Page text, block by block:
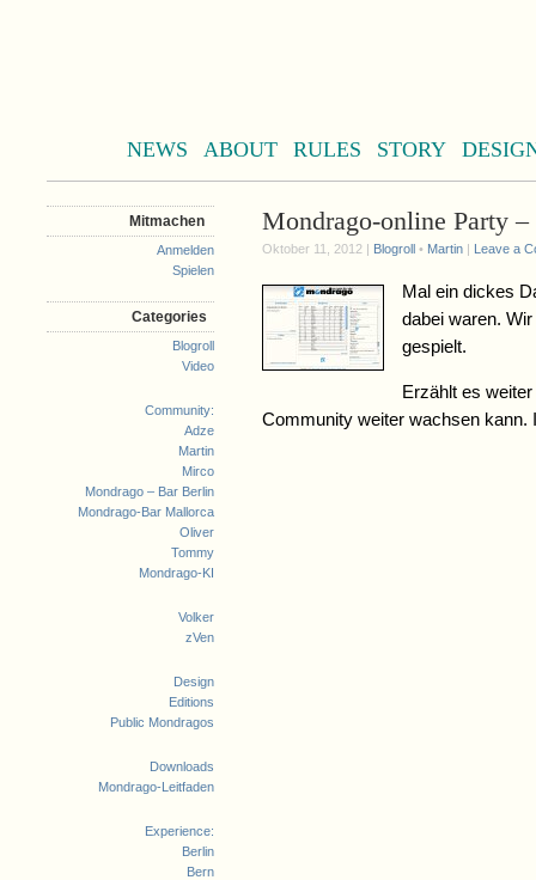
NEWS ABOUT RULES STORY
Mitmachen
Anmelden
Spielen
Categories
Blogroll
Video
Community:
Adze
Martin
Mirco
Mondrago – Bar Berlin
Mondrago-Bar Mallorca
Oliver
Tommy
Mondrago-KI
Volker
zVen
Design
Editions
Public Mondragos
Downloads
Mondrago-Leitfaden
Experience:
Berlin
Bern
Mondrago-online Party
Oktober 11, 2012 | Blogroll • Martin | Leave a
Mal ein dickes
dabei waren.
gespielt.
Erzählt es
Community weiter wachsen kann.